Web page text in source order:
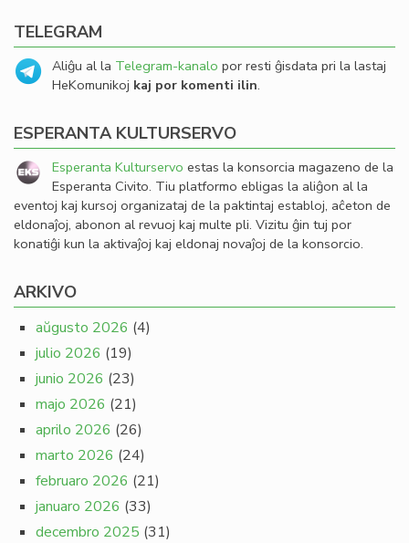
TELEGRAM
Aliĝu al la Telegram-kanalo por resti ĝisdata pri la lastaj
HeKomunikoj kaj por komenti ilin.
ESPERANTA KULTURSERVO
Esperanta Kulturservo estas la konsorcia magazeno de la
Esperanta Civito. Tiu platformo ebligas la aliĝon al la
eventoj kaj kursoj organizataj de la paktintaj establoj, aĉeton de
eldonaĵoj, abonon al revuoj kaj multe pli. Vizitu ĝin tuj por
konatiĝi kun la aktivaĵoj kaj eldonaj novaĵoj de la konsorcio.
ARKIVO
aŭgusto 2026 (4)
julio 2026 (19)
junio 2026 (23)
majo 2026 (21)
aprilo 2026 (26)
marto 2026 (24)
februaro 2026 (21)
januaro 2026 (33)
decembro 2025 (31)